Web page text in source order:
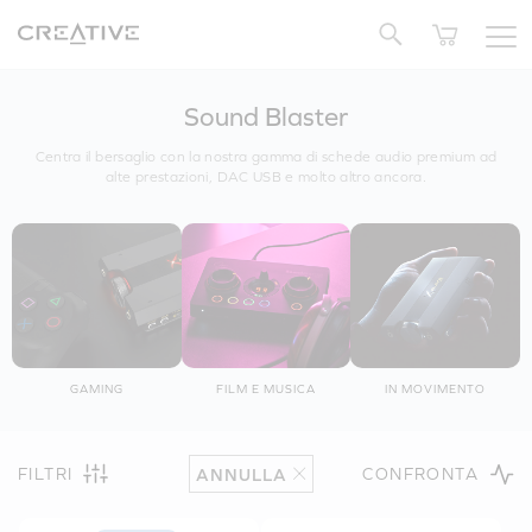
Sound Blaster
Centra il bersaglio con la nostra gamma di schede audio premium ad
alte prestazioni, DAC USB e molto altro ancora.
GAMING FILM E MUSICA IN MOVIMENTO
ANNULLA
FILTRI CONFRONTA